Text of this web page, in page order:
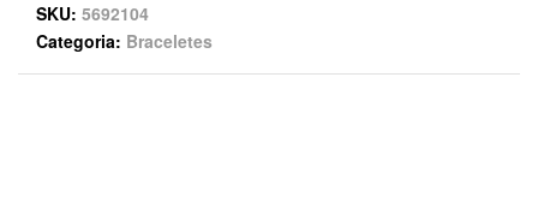
SKU 5692104
Categoria Braceletes